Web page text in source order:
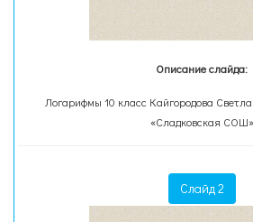
Описание слайда:
Логарифмы 10 класс Кайгородова
«Сладковская СОШ»
Слайд 2